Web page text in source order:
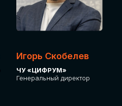
Игорь Скобелев
ЧУ «ЦИФРУМ»
Генеральный директор